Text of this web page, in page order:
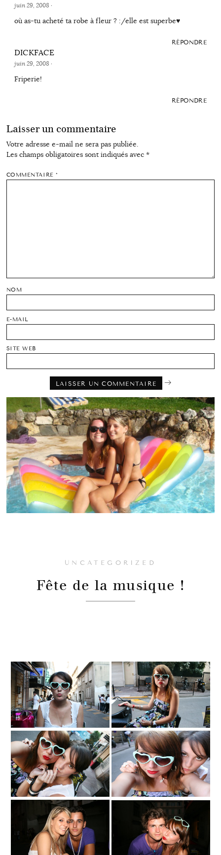
juin 29, 2008 ·
où as-tu acheté ta robe à fleur ? :/elle est superbe♥
RÉPONDRE
DICKFACE
juin 29, 2008 ·
Friperie!
RÉPONDRE
Laisser un commentaire
Votre adresse e-mail ne sera pas publiée.
Les champs obligatoires sont indiqués avec *
COMMENTAIRE*
NOM
E-MAIL
SITE WEB
UNCATEGORIZED
Fête de la musique !